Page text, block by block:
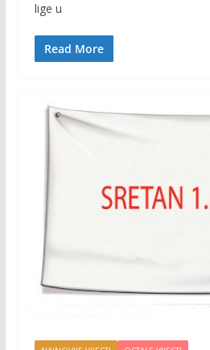
o
o
lige u
Read More